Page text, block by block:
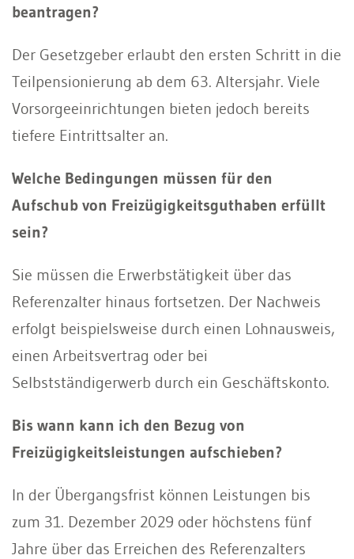
beantragen?
Der Gesetzgeber erlaubt den ersten Schritt in die
Teilpensionierung ab dem 63. Altersjahr. Viele
Vorsorgeeinrichtungen bieten jedoch bereits
tiefere Eintrittsalter an.
Welche Bedingungen müssen für den
Aufschub von Freizügigkeitsguthaben erfüllt
sein?
Sie müssen die Erwerbstätigkeit über das
Referenzalter hinaus fortsetzen. Der Nachweis
erfolgt beispielsweise durch einen Lohnausweis,
einen Arbeitsvertrag oder bei
Selbstständigerwerb durch ein Geschäftskonto.
Bis wann kann ich den Bezug von
Freizügigkeitsleistungen aufschieben?
In der Übergangsfrist können Leistungen bis
zum 31. Dezember 2029 oder höchstens fünf
Jahre über das Erreichen des Referenzalters